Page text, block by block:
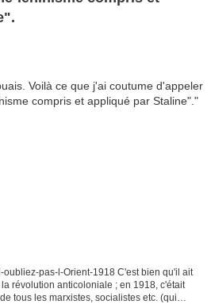
oubliez-pas-l-Orient-1918 C'est bien qu'il ait
révolution anticoloniale ; en 1918, c'était
tous les marxistes, socialistes etc. (qui